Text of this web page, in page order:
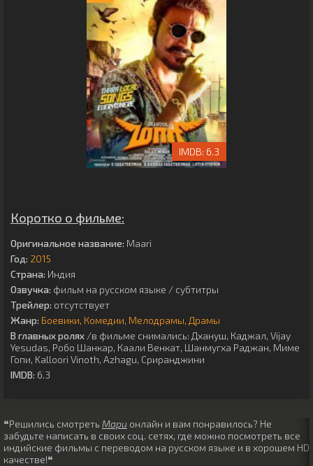
6.3
Коротко о фильме:
Оригинальное название: Maari
Год: 2015
Страна: Индия
Озвучка: фильм на русском языке / субтитры
Трейлер: отсутствует
Жанр: Боевики Комедии Мелодрамы Драмы
В главных ролях /в фильме снимались: Дхануш, Каджал, Vijay
Yesudas, Робо Шанкар, Каали Венкат, Шанмугха Раджан, Миме
Гопи, Kalloori Vinoth, Azhagu, Сриранджини
IMDB: 6.3
❝Решились смотреть Мари онлайн и вам понравилось? Не
забудьте написать в своих соц. сетях, где можно посмотреть все
индийские фильмы с переводом на русском языке и в хорошем HD
качестве!❝